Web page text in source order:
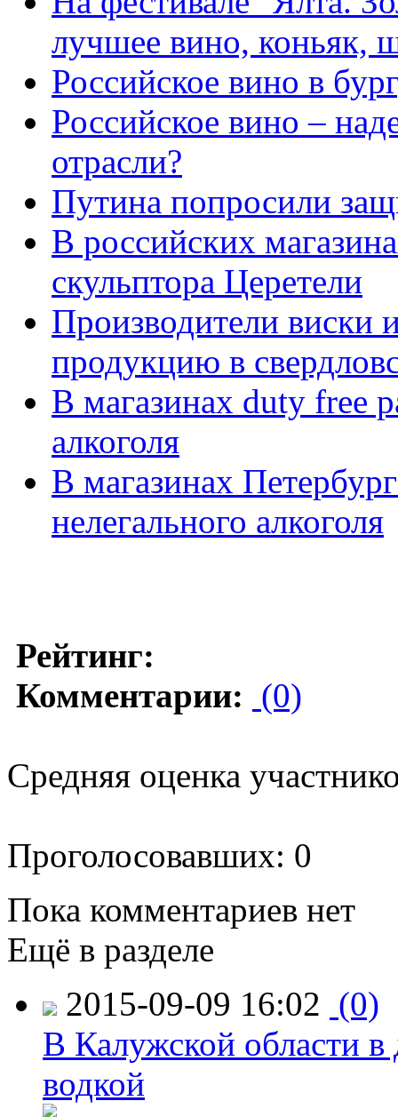
лучшее вино, коньяк,
Российское вино в
Российское вино –
отрасли?
Путина попросили
В российских
скульптора Церетели
Производители
продукцию в
В магазинах duty free
алкоголя
В магазинах
нелегального алкоголя
Рейтинг:
Комментарии: (0)
Средняя оценка
Проголосовавших: 0
Пока комментариев нет
Ещё в разделе
2015-09-09 16:02 (0)
В Калужской области в
водкой